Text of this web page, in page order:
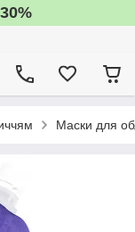
Маски для